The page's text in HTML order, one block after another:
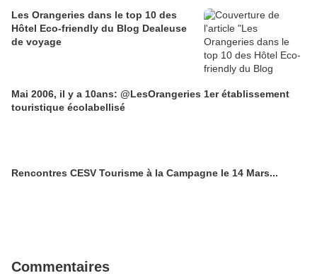
Les Orangeries dans le top 10 des
Hôtel Eco-friendly du Blog Dealeuse
de voyage
Mai 2006, il y a 10ans: @LesOrangeries 1er établissement
touristique écolabellisé
Rencontres CESV Tourisme à la Campagne le 14 Mars...
Commentaires